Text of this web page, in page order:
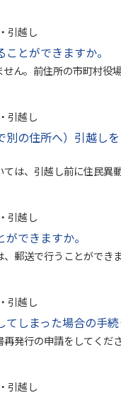
引越し
とができますか。
ん。前住所の市町村
引越し
別の住所へ）引越
は、引越し前に住民
引越し
できますか。
郵送で行うことがで
引越し
しまった場合の手
発行の申請をしてく
引越し